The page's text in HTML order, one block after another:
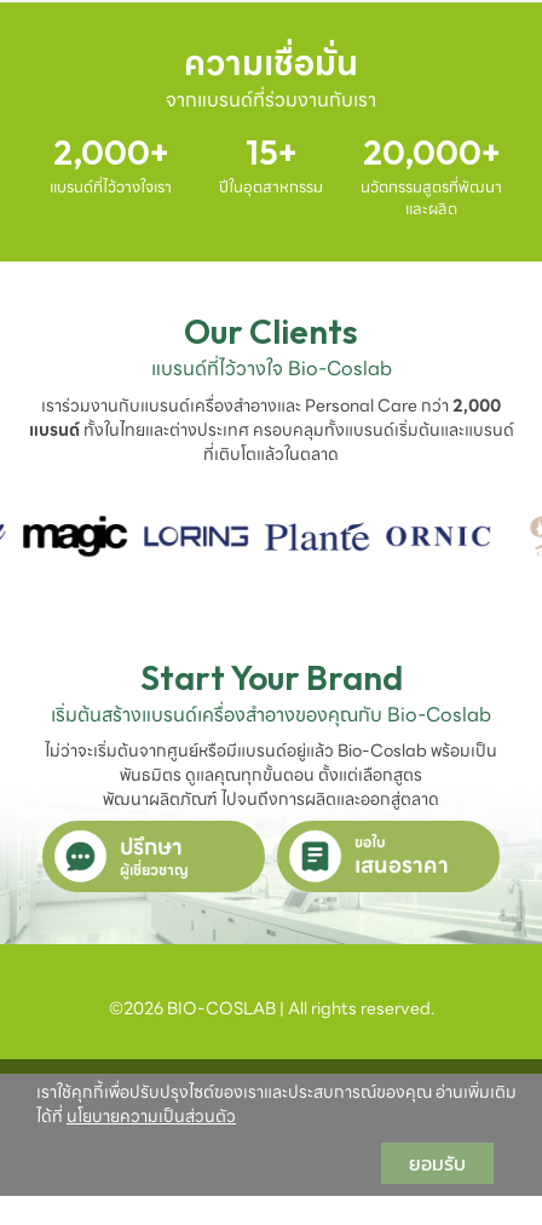
ความเชื่อมั่น
จากแบรนด์ที่ร่วมงานกับเรา
2,000
แบรนด์ที่ไว้วางใจเรา
15
ปีในอุตสาหกรรม
20,000
นวัตกรรมสูตรที่พัฒนา
และผลิต
Our Clients
แบรนด์ที่ไว้วางใจ Bio-Coslab
เราร่วมงานกับแบรนด์เครื่องสำอางและ Personal Care กว่า2,000
แบรนด์ทั้งในไทยและต่างประเทศ ครอบคลุมทั้งแบรนด์เริ่มต้นและแบรนด์
ที่เติบโตแล้วในตลาด
Start Your Brand
เริ่มต้นสร้างแบรนด์เครื่องสำอางของคุณกับ Bio-Coslab
ไม่ว่าจะเริ่มต้นจากศูนย์หรือมีแบรนด์อยู่แล้ว Bio-Coslab พร้อมเป็น
พันธมิตร ดูแลคุณทุกขั้นตอน ตั้งแต่เลือกสูตร
พัฒนาผลิตภัณฑ์ ไปจนถึงการผลิตและออกสู่ตลาด
ปรึกษา
ผู้เชี่ยวชาญ
ขอใบ
เสนอราคา
©2026 BIO-COSLAB | All rights reserved.
เราใช้คุกกี้เพื่อปรับปรุงไซต์ของเราและประสบการณ์ของคุณ อ่านเพิ่มเติม
ได้ที่ นโยบายความเป็นส่วนตัว
ยอมรับ